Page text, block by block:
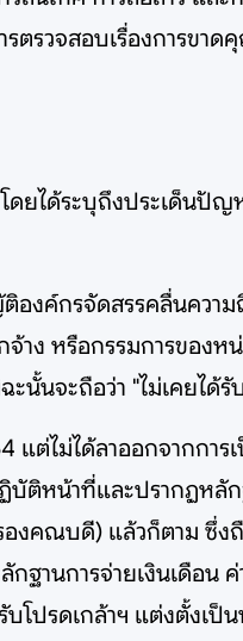
ตรวจสอบเรื่องการข
โดยได้ระบุถึงประเด็น
งค์กรจัดสรรคลื่นควา
าง หรือกรรมการของ
นั้นจะถือว่า "ไม่เคยได้รั
ต่ไม่ได้ลาออกจากกา
บัติหน้าที่และปรากฏห
งคณบดี) แล้วก็ตาม ซึ่
านการจ่ายเงินเดือน
ปรดเกล้าฯ แต่งตั้งเป็